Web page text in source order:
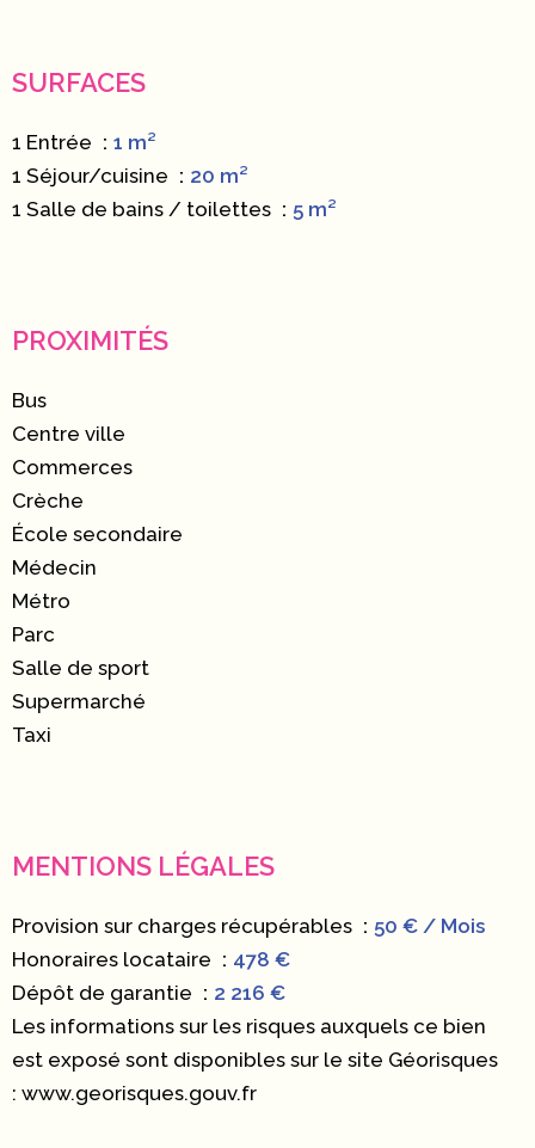
SURFACES
1 Entrée
1 m²
1 Séjour/cuisine
20 m²
1 Salle de bains / toilettes
5 m²
PROXIMITÉS
Bus
Centre ville
Commerces
Crèche
École secondaire
Médecin
Métro
Parc
Salle de sport
Supermarché
Taxi
MENTIONS LÉGALES
Provision sur charges récupérables
50 € / Mois
Honoraires locataire
478 €
Dépôt de garantie
2 216 €
Les informations sur les risques auxquels ce bien
est exposé sont disponibles sur le site Géorisques
: www.georisques.gouv.fr